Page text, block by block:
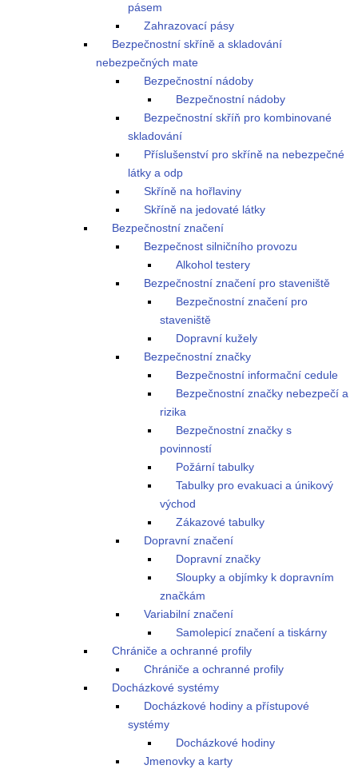
pásem
Zahrazovací pásy
Bezpečnostní skříně a skladování
nebezpečných mate
Bezpečnostní nádoby
Bezpečnostní nádoby
Bezpečnostní skříň pro kombinované
skladování
Příslušenství pro skříně na nebezpečné
látky a odp
Skříně na hořlaviny
Skříně na jedovaté látky
Bezpečnostní značení
Bezpečnost silničního provozu
Alkohol testery
Bezpečnostní značení pro staveniště
Bezpečnostní značení pro
staveniště
Dopravní kužely
Bezpečnostní značky
Bezpečnostní informační cedule
Bezpečnostní značky nebezpečí a
rizika
Bezpečnostní značky s
povinností
Požární tabulky
Tabulky pro evakuaci a únikový
východ
Zákazové tabulky
Dopravní značení
Dopravní značky
Sloupky a objímky k dopravním
značkám
Variabilní značení
Samolepicí značení a tiskárny
Chrániče a ochranné profily
Chrániče a ochranné profily
Docházkové systémy
Docházkové hodiny a přístupové
systémy
Docházkové hodiny
Jmenovky a karty